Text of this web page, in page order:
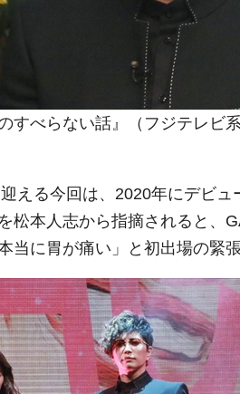
べらない話』（フジテレビ
える今回は、2020年にデビュ
松本人志から指摘されると、
当に胃が痛い」と初出場の緊張